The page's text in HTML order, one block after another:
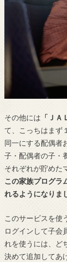
その他には 「Ｊ
て、こっちはまず
同一にする配偶者
子・配偶者の子・
それぞれが貯めた
この家族プログラ
れるようになりま
このサービスを使
ログインして子会
れを使うには、ど
決めて追加してあ